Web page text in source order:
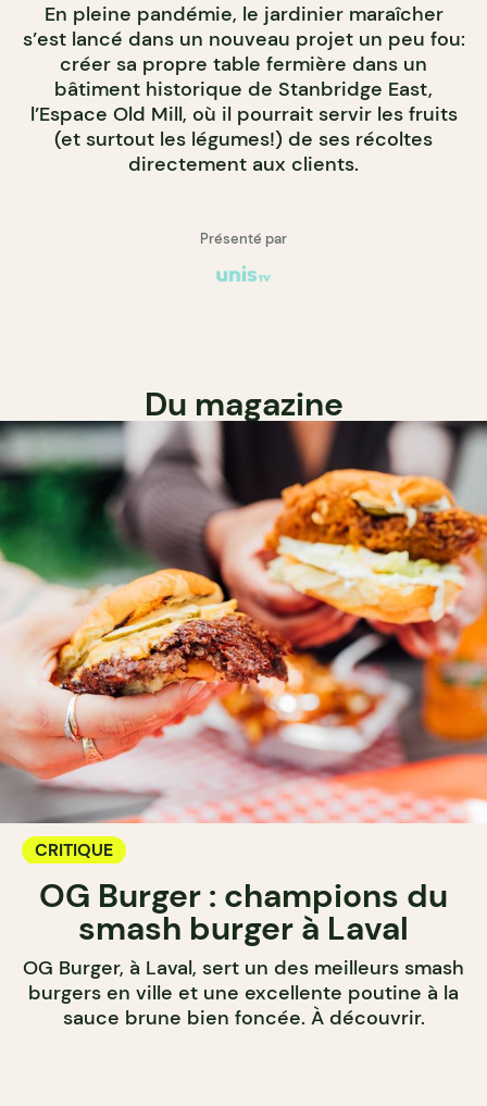
En pleine pandémie, le jardinier maraîcher
s’est lancé dans un nouveau projet un peu fou:
créer sa propre table fermière dans un
bâtiment historique de Stanbridge East,
l’Espace Old Mill, où il pourrait servir les fruits
(et surtout les légumes!) de ses récoltes
directement aux clients.
Présenté par
Du magazine
CRITIQUE
OG Burger : champions du
smash burger à Laval
OG Burger, à Laval, sert un des meilleurs smash
burgers en ville et une excellente poutine à la
sauce brune bien foncée. À découvrir.